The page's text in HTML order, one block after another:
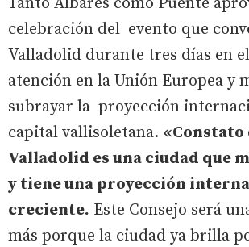
celebración del evento que
Valladolid durante tres días en
atención en la Unión Europea y
subrayar la proyección
capital vallisoletana. «Constato
Valladolid es una ciudad que
y tiene una proyección
creciente. Este Consejo será
más porque la ciudad ya brilla